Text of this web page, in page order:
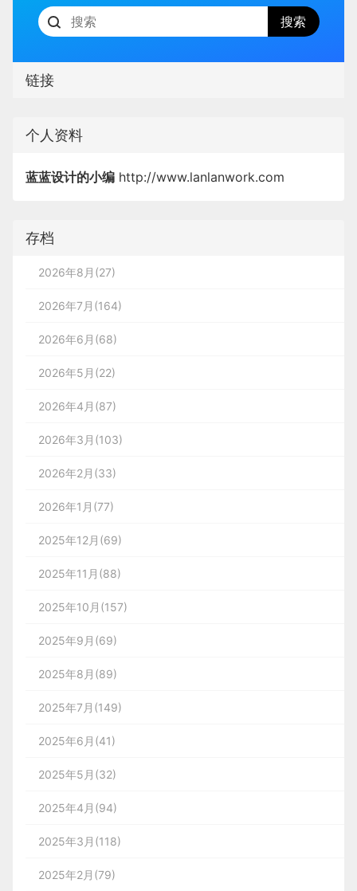
链接
个人资料
蓝蓝设计的小编 http://www.lanlanwork.com
存档
2026年8月(27)
2026年7月(164)
2026年6月(68)
2026年5月(22)
2026年4月(87)
2026年3月(103)
2026年2月(33)
2026年1月(77)
2025年12月(69)
2025年11月(88)
2025年10月(157)
2025年9月(69)
2025年8月(89)
2025年7月(149)
2025年6月(41)
2025年5月(32)
2025年4月(94)
2025年3月(118)
2025年2月(79)